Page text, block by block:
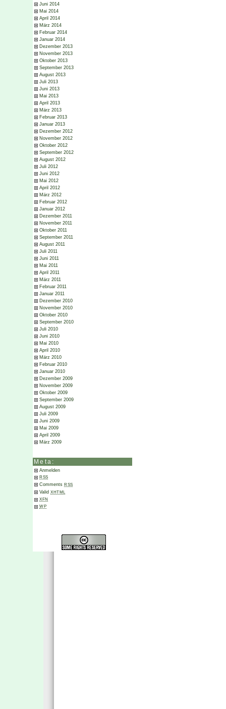
Juni 2014
Mai 2014
April 2014
März 2014
Februar 2014
Januar 2014
Dezember 2013
November 2013
Oktober 2013
September 2013
August 2013
Juli 2013
Juni 2013
Mai 2013
April 2013
März 2013
Februar 2013
Januar 2013
Dezember 2012
November 2012
Oktober 2012
September 2012
August 2012
Juli 2012
Juni 2012
Mai 2012
April 2012
März 2012
Februar 2012
Januar 2012
Dezember 2011
November 2011
Oktober 2011
September 2011
August 2011
Juli 2011
Juni 2011
Mai 2011
April 2011
März 2011
Februar 2011
Januar 2011
Dezember 2010
November 2010
Oktober 2010
September 2010
Juli 2010
Juni 2010
Mai 2010
April 2010
März 2010
Februar 2010
Januar 2010
Dezember 2009
November 2009
Oktober 2009
September 2009
August 2009
Juli 2009
Juni 2009
Mai 2009
April 2009
März 2009
Meta:
Anmelden
RSS
Comments RSS
Valid XHTML
XFN
WP